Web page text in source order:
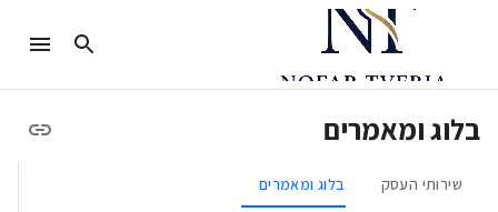
בלוג ומאמרים
שירותי העסק בלוג ומאמרים